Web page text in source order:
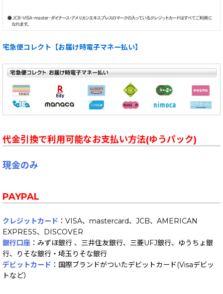
宅急便コレクト【お届け時電子マネー払い】
代金引換で利用可能なお支払い方法(ゆうパック)
現金のみ
PAYPAL
クレジットカード ：VISA、mastercard、JCB、AMERICAN
EXPRESS、DISCOVER
銀行口座 ：みずほ銀行 、三井住友銀行、三菱UFJ銀行、ゆうちょ銀
行、りそな銀行・埼玉りそな銀行
デビットカード ：国際ブランドがついたデビットカード(Visaデビッ
トなど）